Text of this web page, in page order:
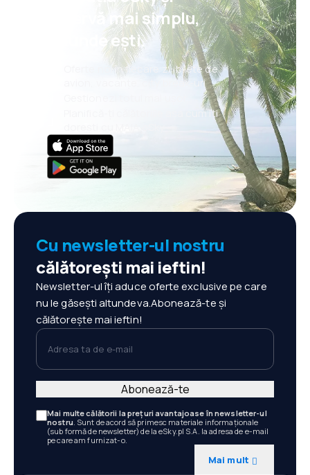
de mașini, cumpărături sau chiar evenimente.
rezervă mai simplu,
oriunde ești.
Oferte noi în fiecare zi: bilete de
avion, vacanțe, city break-uri
Planifică-ți călătoriile așa cum îți
Cu newsletter-ul nostru
călătorești mai ieftin!
Newsletter-ul îți aduce oferte exclusive pe care
nu le găsești altundeva.Abonează-te și
călătorește mai ieftin!
Adresa ta de e-mail
Mai multe călătorii la prețuri avantajoase în newsletter-ul
nostru. Sunt de acord să primesc materiale informaționale
(sub formă de newsletter) de la eSky.pl S.A. la adresa de e-mail
pe care am furnizat-o.
Mai mult
Abonează-te